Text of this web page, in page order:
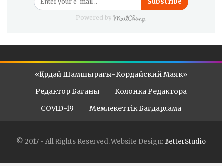
Subscribe
Powered by
«Қордай Шамшырағы-Кордайский Маяк»
Редактор Бағаны
Колонка Редактора
COVID-19
Мемлекеттік Бағдарлама
© 2017 - All Rights Reserved.Website Design: BetterStudio